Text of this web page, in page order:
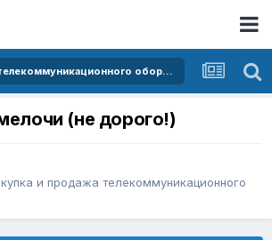
Покупка и продажа телекоммуникационного оборудования
(не дорого!)
и продажа телекоммуникационного